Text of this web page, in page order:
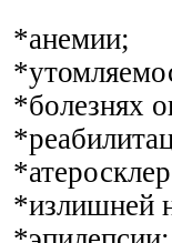
*анемии;
*болезнях
*излишней